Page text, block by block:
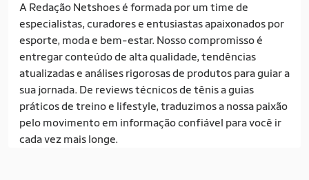
A Redação Netshoes é formada por um time de
especialistas, curadores e entusiastas apaixonados por
esporte, moda e bem-estar. Nosso compromisso é
entregar conteúdo de alta qualidade, tendências
atualizadas e análises rigorosas de produtos para guiar a
sua jornada. De reviews técnicos de tênis a guias
práticos de treino e lifestyle, traduzimos a nossa paixão
pelo movimento em informação confiável para você ir
cada vez mais longe.